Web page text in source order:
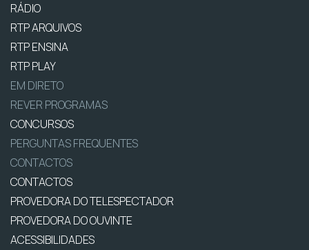
RÁDIO
RTP ARQUIVOS
RTP ENSINA
RTP PLAY
EM DIRETO
REVER PROGRAMAS
CONCURSOS
PERGUNTAS FREQUENTES
CONTACTOS
CONTACTOS
PROVEDORA DO TELESPECTADOR
PROVEDORA DO OUVINTE
ACESSIBILIDADES